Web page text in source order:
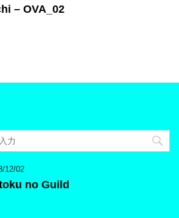
– OVA_02
12/02
no Guild